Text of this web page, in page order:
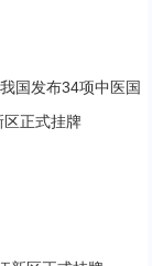
国发布34项中医国